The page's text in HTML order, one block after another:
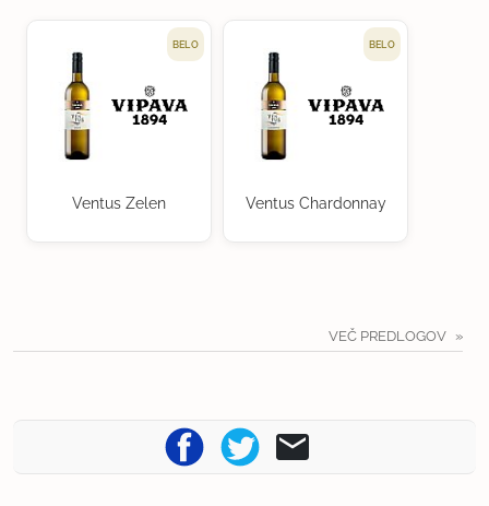
BELO
Ventus Zelen
BELO
Ventus Chardonnay
VEČ PREDLOGOV